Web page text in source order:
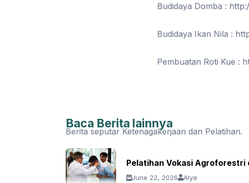
Budidaya Domba :
Budidaya Ikan Nila :
Pembuatan Roti Kue :
Baca Berita lainnya
Berita seputar Ketenagakerjaan dan Pelatihan.
Pelatihan Vokasi Agroforestri
June 22, 2026 Alya